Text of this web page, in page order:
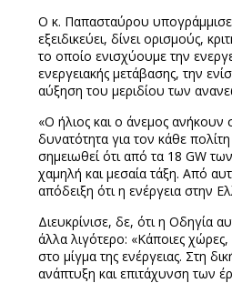
Ο κ. Παπασταύρου υπογράμμισε
εξειδικεύει, δίνει ορισμούς,
το οποίο ενισχύουμε την
ενεργειακής μετάβασης, την
αύξηση του μεριδίου των
«Ο ήλιος και ο άνεμος
δυνατότητα για τον κάθε
σημειωθεί ότι από τα 18 GW
χαμηλή και μεσαία τάξη. Από
απόδειξη ότι η ενέργεια στην
Διευκρίνισε, δε, ότι η Οδηγία
άλλα λιγότερο: «Κάποιες
στο μίγμα της ενέργειας. Στη
ανάπτυξη και επιτάχυνση των